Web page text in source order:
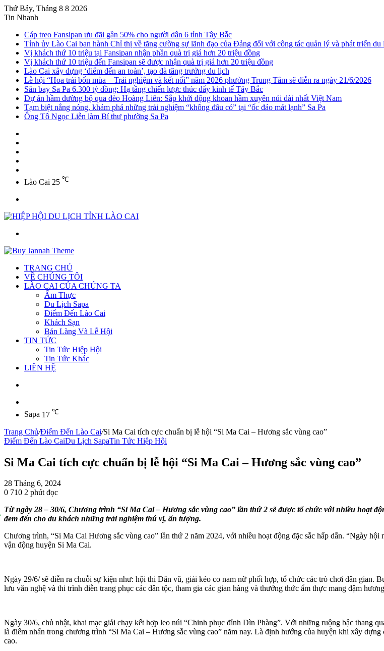
Thứ Bảy, Tháng 8 8 2026
Tin Nhanh
Cáp treo Fansipan ưu đãi gần 50% cho người dân 6 tỉnh Tây Bắc
Tỉnh ủy Lào Cai ban hành Chỉ thị về tăng cường sự lãnh đạo của Đảng đối với công tác quản lý và phát triển du
Vị khách thứ 10 triệu tại Fansipan nhận phần quà trị giá hơn 20 triệu đồng
Vị khách thứ 10 triệu đến Fansipan sẽ được nhận quà trị giá hơn 20 triệu đồng
Lào Cai xây dựng ‘điểm đến an toàn’, tạo đà tăng trưởng du lịch
Lễ hội “Hoa trái bốn mùa – Trải nghiệm và kết nối” năm 2026 phường Trung Tâm sẽ diễn ra ngày 21/6/2026
Sân bay Sa Pa 6.300 tỷ đồng: Hạ tầng chiến lược thúc đẩy kinh tế Tây Bắc
Dự án hầm đường bộ qua đèo Hoàng Liên: Sắp khởi động khoan hầm xuyên núi dài nhất Việt Nam
Tạm biệt nắng nóng, khám phá những trải nghiệm “không đâu có” tại “ốc đảo mát lạnh” Sa Pa
Ông Tô Ngọc Liễn làm Bí thư phường Sa Pa
Lào Cai 25 ℃
TRANG CHỦ
VỀ CHÚNG TÔI
LÀO CAI CỦA CHÚNG TA
Ẩm Thực
Du Lịch Sapa
Điểm Đến Lào Cai
Khách Sạn
Bản Làng Và Lễ Hội
TIN TỨC
Tin Tức Hiệp Hội
Tin Tức Khác
LIÊN HỆ
Sapa 17 ℃
Trang Chủ/Điểm Đến Lào Cai/Si Ma Cai tích cực chuẩn bị lễ hội “Si Ma Cai – Hương sắc vùng cao”
Điểm Đến Lào CaiDu Lịch SapaTin Tức Hiệp Hội
Si Ma Cai tích cực chuẩn bị lễ hội “Si Ma Cai – Hương sắc vùng cao”
28 Tháng 6, 2024
0 710 2 phút đọc
Từ ngày 28 – 30/6, Chương trình “Si Ma Cai – Hương sắc vùng cao” lần thứ 2 sẽ được tổ chức với nhiều hoạt
đem đến cho du khách những trải nghiệm thú vị, ấn tượng.
Chương trình, “Si Ma Cai Hương sắc vùng cao” lần thứ 2 năm 2024, với nhiều hoạt động đặc sắc hấp dẫn. “Ngày
vận động huyện Si Ma Cai.
Ngày 29/6/ sẽ diễn ra chuỗi sự kiện như: hội thi Dân vũ, giải kéo co nam nữ phối hợp, tổ chức các trò chơi dân gian.
lưu văn nghệ và thi trình diễn trang phục các dân tộc, tham gia các gian hàng và thưởng thức ẩm thực mang đậm
Ngày 30/6, chủ nhật, khai mạc giải chạy kết hợp leo núi “Chinh phục đỉnh Dìn Phàng”. Với những ruộng bậc thang
là điểm nhấn trong chương trình “Si Ma Cai – Hương sắc vùng cao” năm nay. Là định hướng của huyện khi xây
cao.